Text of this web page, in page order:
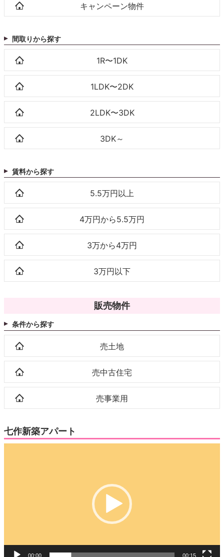
キャンペーン物件
間取りから探す
1R〜1DK
1LDK〜2DK
2LDK〜3DK
3DK～
賃料から探す
5.5万円以上
4万円から5.5万円
3万から4万円
3万円以下
販売物件
条件から探す
売土地
売中古住宅
売事業用
七作新築アパート
00:00 00:15